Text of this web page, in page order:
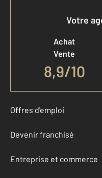
Votre
Achat
Vente
8,9/10
Offres d'emploi
Devenir franchisé
Entreprise et commerce